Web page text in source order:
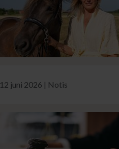
12 juni 2026 | Notis